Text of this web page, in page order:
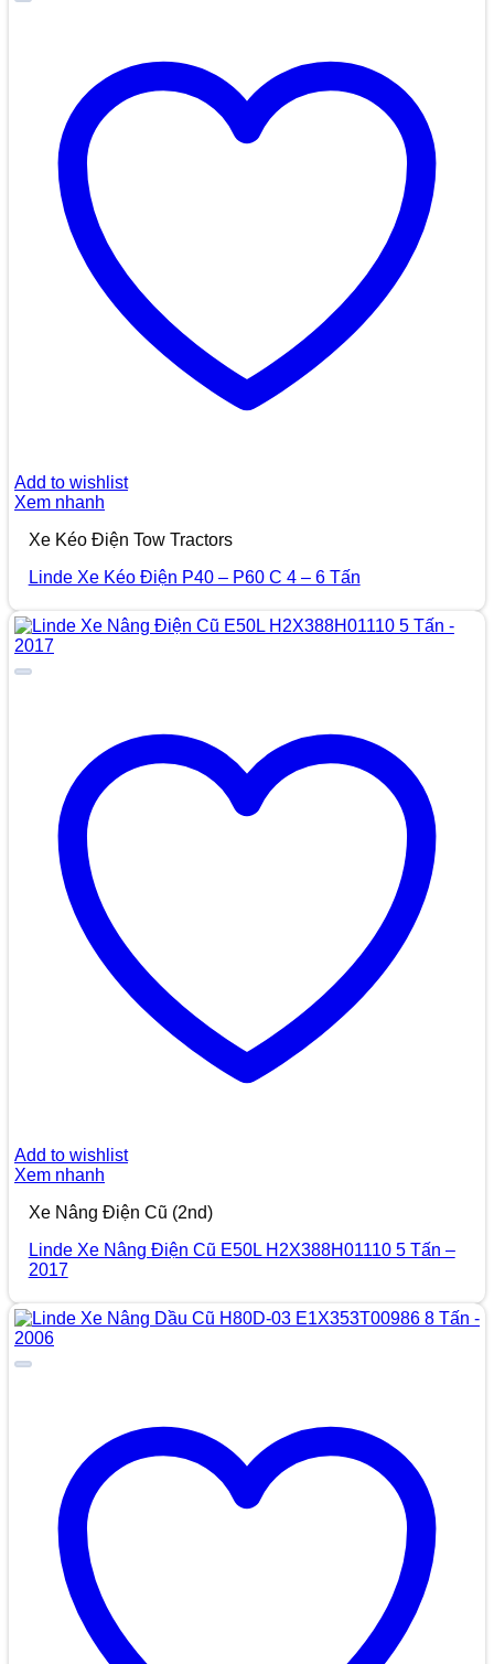
Add to wishlist
Xem nhanh
Xe Kéo Điện Tow Tractors
Linde Xe Kéo Điện P40 – P60 C 4 – 6 Tấn
Add to wishlist
Xem nhanh
Xe Nâng Điện Cũ (2nd)
Linde Xe Nâng Điện Cũ E50L H2X388H01110 5 Tấn –
2017